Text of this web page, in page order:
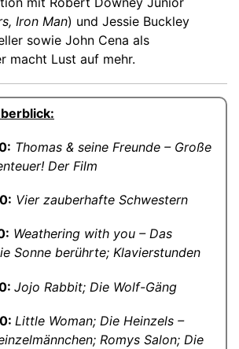
Iron Man) und Jessie Buckley
sowie John Cena als
macht Lust auf mehr.
Thomas & seine Freunde – Große
Der Film
Vier zauberhafte Schwestern
Weathering with you – Das
Sonne berührte; Klavierstunden
Jojo Rabbit; Die Wolf-Gäng
Little Woman; Die Heinzels –
Romys Salon; Die